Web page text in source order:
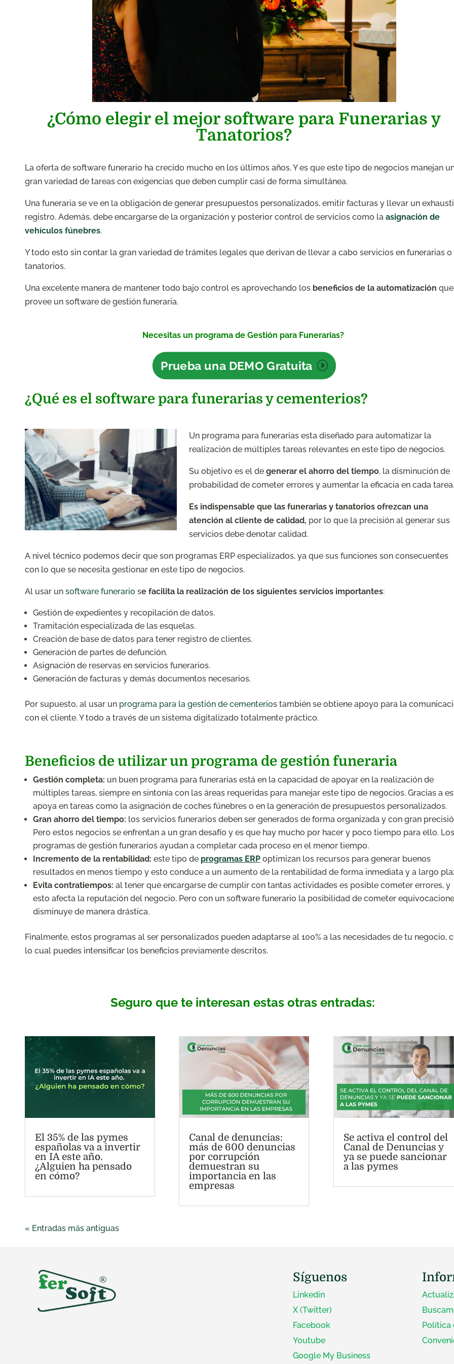
¿Cómo elegir el mejor software para Funerarias y
Tanatorios?
La oferta de software funerario ha crecido mucho en los últimos años. Y es que este tipo de negocios manejan
gran variedad de tareas con exigencias que deben cumplir casi de forma simultánea.
Una funeraria se ve en la obligación de generar presupuestos personalizados, emitir facturas y llevar un
registro. Además, debe encargarse de la organización y posterior control de servicios como la asignación de
vehículos fúnebres.
Y todo esto sin contar la gran variedad de trámites legales que derivan de llevar a cabo servicios en funerarias o
tanatorios.
Una excelente manera de mantener todo bajo control es aprovechando los beneficios de la automatización que
provee un software de gestión funeraria.
Necesitas un programa de Gestión para Funerarias?
Prueba una DEMO Gratuita
¿Qué es el software para funerarias y cementerios?
Un programa para funerarias esta diseñado para automatizar la
realización de múltiples tareas relevantes en este tipo de negocios.
Su objetivo es el de generar el ahorro del tiempo, la disminución de
probabilidad de cometer errores y aumentar la eficacia en cada tarea.
Es indispensable que las funerarias y tanatorios ofrezcan una
atención al cliente de calidad, por lo que la precisión al generar sus
servicios debe denotar calidad.
A nivel técnico podemos decir que son programas ERP especializados, ya que sus funciones son consecuentes
con lo que se necesita gestionar en este tipo de negocios.
Al usar un software funerario se facilita la realización de los siguientes servicios importantes:
Gestión de expedientes y recopilación de datos.
Tramitación especializada de las esquelas.
Creación de base de datos para tener registro de clientes.
Generación de partes de defunción.
Asignación de reservas en servicios funerarios.
Generación de facturas y demás documentos necesarios.
Por supuesto, al usar un programa para la gestión de cementerios también se obtiene apoyo para la
con el cliente. Y todo a través de un sistema digitalizado totalmente práctico.
Beneficios de utilizar un programa de gestión funeraria
Gestión completa: un buen programa para funerarias está en la capacidad de apoyar en la realización de
múltiples tareas, siempre en sintonía con las áreas requeridas para manejar este tipo de negocios. Gracias a
apoya en tareas como la asignación de coches fúnebres o en la generación de presupuestos personalizados.
Gran ahorro del tiempo: los servicios funerarios deben ser generados de forma organizada y con gran
Pero estos negocios se enfrentan a un gran desafío y es que hay mucho por hacer y poco tiempo para ello. Los
programas de gestión funerarios ayudan a completar cada proceso en el menor tiempo.
Incremento de la rentabilidad: este tipo de programas ERPoptimizan los recursos para generar buenos
resultados en menos tiempo y esto conduce a un aumento de la rentabilidad de forma inmediata y a largo
Evita contratiempos: al tener que encargarse de cumplir con tantas actividades es posible cometer errores, y
esto afecta la reputación del negocio. Pero con un software funerario la posibilidad de cometer
disminuye de manera drástica.
Finalmente, estos programas al ser personalizados pueden adaptarse al 100% a las necesidades de tu negocio,
lo cual puedes intensificar los beneficios previamente descritos.
Seguro que te interesan estas otras entradas:
El 35% de las pymes
españolas va a invertir
en IA este año.
¿Alguien ha pensado
en cómo?
Canal de denuncias:
más de 600 denuncias
por corrupción
demuestran su
importancia en las
empresas
Se activa el control del
Canal de Denuncias y
ya se puede sancionar
a las pymes
« Entradas más antiguas
Síguenos
Linkedin
X (Twitter)
Facebook
Youtube
Google My Business
Política